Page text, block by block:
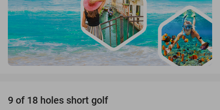
9 of 18 holes short golf